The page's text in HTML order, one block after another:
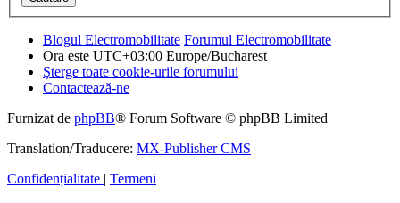
Blogul Electromobilitate Forumul Electromobilitate
Ora este UTC+03:00 Europe/Bucharest
Şterge toate cookie-urile forumului
Contactează-ne
Furnizat de phpBB® Forum Software © phpBB Limited
Translation/Traducere: MX-Publisher CMS
Confidențialitate | Termeni